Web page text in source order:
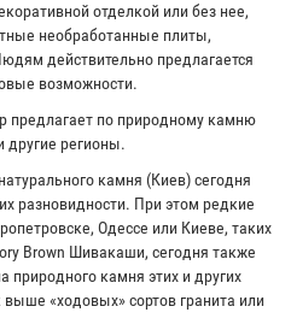
отделкой или без нее,
необработанные плиты,
действительно предлагается
возможности.
предлагает по природному камню
другие регионы.
камня (Киев) сегодня
разновидности. При этом редкие
Одессе или Киеве, таких
Brown Шивакаши, сегодня также
природного камня этих и других
«ходовых» сортов гранита или